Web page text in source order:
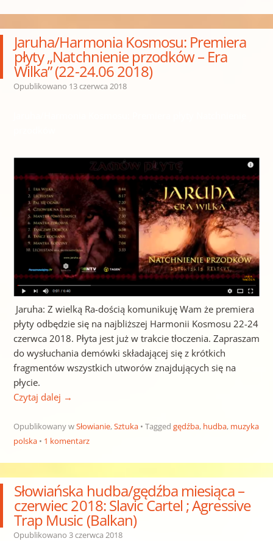
Jaruha/Harmonia Kosmosu: Premiera
płyty „Natchnienie przodków – Era
Wilka” (22-24.06 2018)
Opublikowano 13 czerwca 2018
Jaruha: Z wielką Ra-dością komunikuję Wam że premiera
płyty odbędzie się na najbliższej Harmonii Kosmosu 22-24
czerwca 2018. Płyta jest już w trakcie tłoczenia. Zapraszam
do wysłuchania demówki składającej się z krótkich
fragmentów wszystkich utworów znajdujących się na
płycie.
Czytaj dalej →
Opublikowany wSłowianie,Sztuka Tagged gędźba, hudba, muzyka
polska
1 komentarz
Słowiańska hudba/gędźba miesiąca –
czerwiec 2018: Slavic Cartel ; Agressive
Trap Music (Balkan)
Opublikowano 3 czerwca 2018